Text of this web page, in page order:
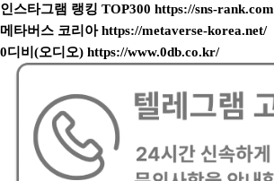
인스타그램 랭킹 TOP300 https://sns-rank.com
메타버스 코리아https://metaverse-korea.net/
0디비(오디오) https://www.0db.co.kr/